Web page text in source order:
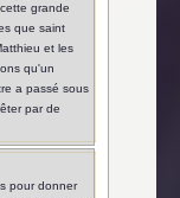
grande
que saint
et les
qu'un
a passé sous
par de
pour donner